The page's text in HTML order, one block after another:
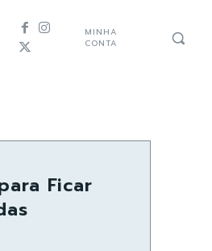
MINHA
CONTA
Ficar